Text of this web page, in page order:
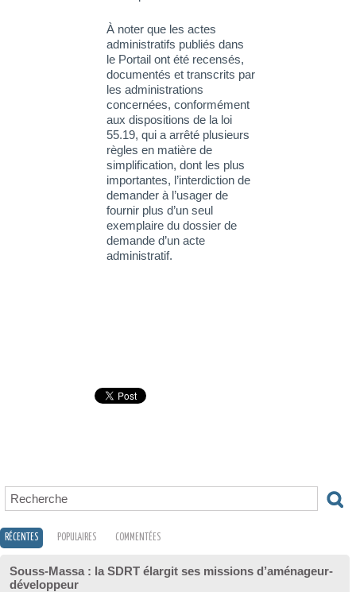
À noter que les actes
administratifs publiés dans
le Portail ont été recensés,
documentés et transcrits par
les administrations
concernées, conformément
aux dispositions de la loi
55.19, qui a arrêté plusieurs
règles en matière de
simplification, dont les plus
importantes, l’interdiction de
demander à l’usager de
fournir plus d’un seul
exemplaire du dossier de
demande d’un acte
administratif.
RÉCENTES POPULAIRES COMMENTÉES
Souss-Massa : la SDRT élargit ses missions d’aménageur-
développeur